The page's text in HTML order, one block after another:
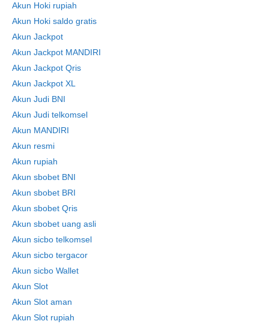
Akun Hoki rupiah
Akun Hoki saldo gratis
Akun Jackpot
Akun Jackpot MANDIRI
Akun Jackpot Qris
Akun Jackpot XL
Akun Judi BNI
Akun Judi telkomsel
Akun MANDIRI
Akun resmi
Akun rupiah
Akun sbobet BNI
Akun sbobet BRI
Akun sbobet Qris
Akun sbobet uang asli
Akun sicbo telkomsel
Akun sicbo tergacor
Akun sicbo Wallet
Akun Slot
Akun Slot aman
Akun Slot rupiah